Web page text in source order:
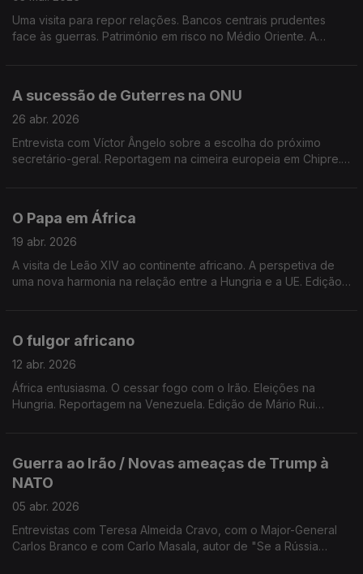
Uma visita para repor relações. Bancos centrais prudentes
face às guerras. Património em risco no Médio Oriente. A
A sucessão de Guterres na ONU
26 abr. 2026
Entrevista com Víctor Ângelo sobre a escolha do próximo
secretário-geral. Reportagem na cimeira europeia em Chipre.
O Papa em África
19 abr. 2026
A visita de Leão XIV ao continente africano. A perspetiva de
uma nova harmonia na relação entre a Hungria e a UE. Edição
O fulgor africano
12 abr. 2026
África entusiasma. O cessar fogo com o Irão. Eleições na
Hungria. Reportagem na Venezuela. Edição de Mário Rui
Guerra ao Irão / Novas ameaças de Trump à
NATO
05 abr. 2026
Entrevistas com Teresa Almeida Cravo, com o Major-General
Carlos Branco e com Carlo Masala, autor de "Se a Rússia